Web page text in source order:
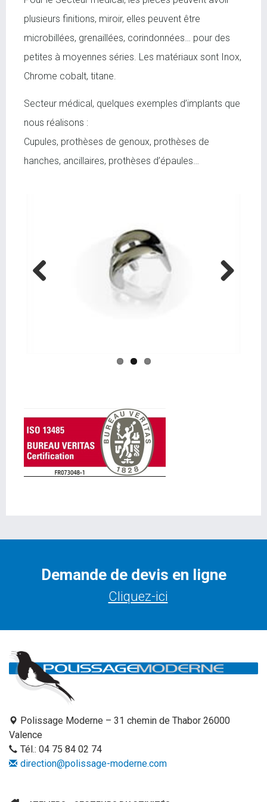
plusieurs finitions, miroir, elles peuvent être
microbillées, grenaillées, corindonnées… pour des
petites à moyennes séries. Les matériaux sont Inox,
Chrome cobalt, titane.
Secteur médical, quelques exemples d’implants que
nous réalisons :
Cupules, prothèses de genoux, prothèses de
hanches, ancillaires, prothèses d’épaules…
Demande de devis en ligne
Cliquez-ici
Polissage Moderne – 31 chemin de Thabor 26000
Valence
Tél.: 04 75 84 02 74
direction@polissage-moderne.com